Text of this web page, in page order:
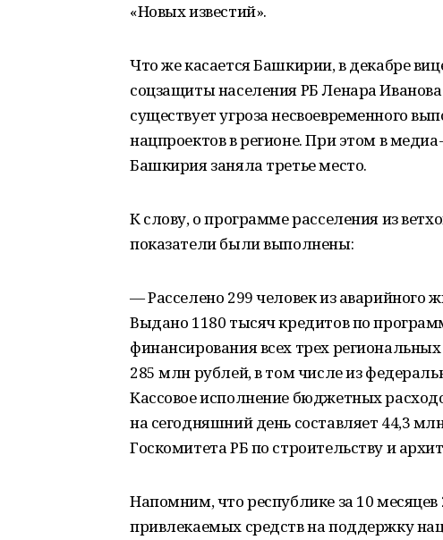
«Новых известий».
Что же касается Башкирии, в декабре
соцзащиты населения РБ Ленара
существует угроза несвоевременного
нацпроектов в регионе. При этом в
Башкирия заняла третье место.
К слову, о программе расселения из
показатели были выполнены:
— Расселено 299 человек из аварийного
Выдано 1180 тысяч кредитов по
финансирования всех трех
285 млн рублей, в том числе из
Кассовое исполнение бюджетных
на сегодняшний день составляет 44,3
Госкомитета РБ по строительству и
Напомним, что республике за 10
привлекаемых средств на поддержку